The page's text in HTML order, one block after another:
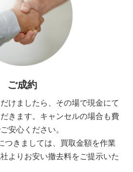
ご成約
けましたら、その場で現金にて
きます。キャンセルの場合も費
安心ください。
つきましては、買取金額を作業
よりお安い撤去料をご提示いた